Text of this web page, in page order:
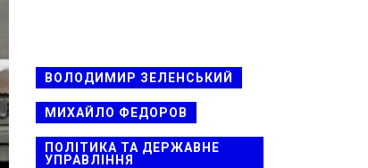
ВОЛОДИМИР ЗЕЛЕНСЬКИЙ
МИХАЙЛО ФЕДОРОВ
ПОЛІТИКА ТА ДЕРЖАВНЕ
УПРАВЛІННЯ